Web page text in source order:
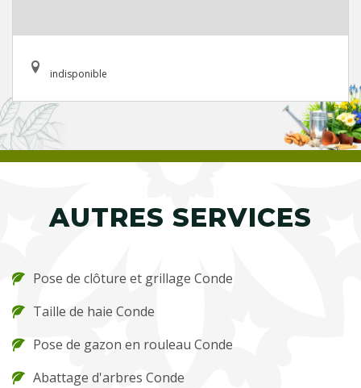
indisponible
AUTRES SERVICES
Pose de clôture et grillage Conde
Taille de haie Conde
Pose de gazon en rouleau Conde
Abattage d'arbres Conde